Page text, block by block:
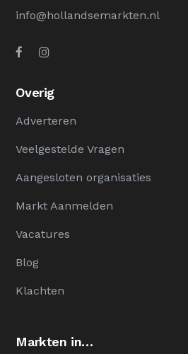
info@hollandsemarkten.nl
Overig
Adverteren
Veelgestelde Vragen
Aangesloten organisaties
Markt Aanmelden
Vacatures
Blog
Klachten
Markten in…